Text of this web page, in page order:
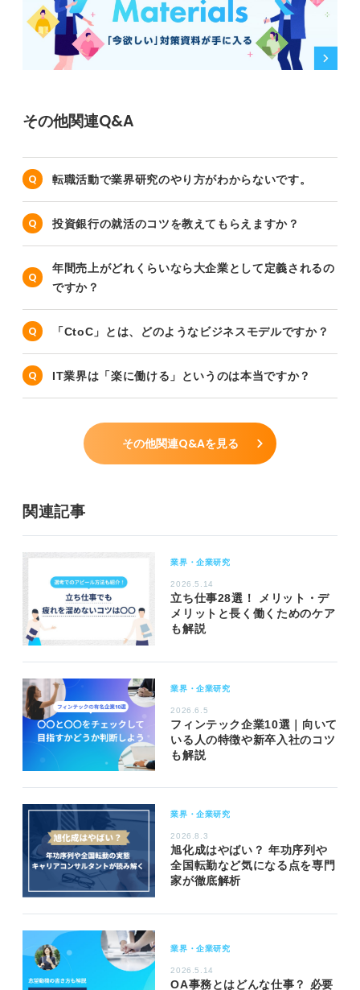
その他関連Q&A
転職活動で業界研究のやり方がわからないです。
投資銀行の就活のコツを教えてもらえますか？
年間売上がどれくらいなら大企業として定義されるの
ですか？
「CtoC」とは、どのようなビジネスモデルですか？
IT業界は「楽に働ける」というのは本当ですか？
その他関連Q&Aを見る
関連記事
業界・企業研究
2026.5.14
立ち仕事28選！ メリット・デ
メリットと長く働くためのケア
も解説
業界・企業研究
2026.6.5
フィンテック企業10選｜向いて
いる人の特徴や新卒入社のコツ
も解説
業界・企業研究
2026.8.3
旭化成はやばい？ 年功序列や
全国転勤など気になる点を専門
家が徹底解析
業界・企業研究
2026.5.14
OA事務とはどんな仕事？ 必要